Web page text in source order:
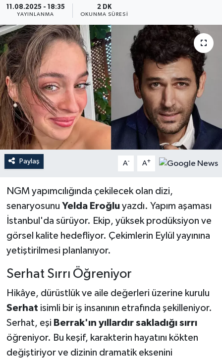
11.08.2025 - 18:35
YAYINLANMA
2 DK
OKUNMA SÜRESI
Paylaş A- A+
NGM yapımcılığında çekilecek olan dizi,
senaryosunu Yelda Eroğluyazdı. Yapım aşaması
İstanbul'da sürüyor. Ekip, yüksek prodüksiyon ve
görsel kalite hedefliyor. Çekimlerin Eylül yayınına
yetiştirilmesi planlanıyor.
Serhat Sırrı Öğreniyor
Hikâye, dürüstlük ve aile değerleri üzerine kurulu
Serhat isimli bir iş insanının etrafında şekilleniyor.
Serhat, eşi Berrak'ın yıllardır sakladığı sırrı
öğreniyor. Bu keşif, karakterin hayatını kökten
değiştiriyor ve dizinin dramatik eksenini
YEREL